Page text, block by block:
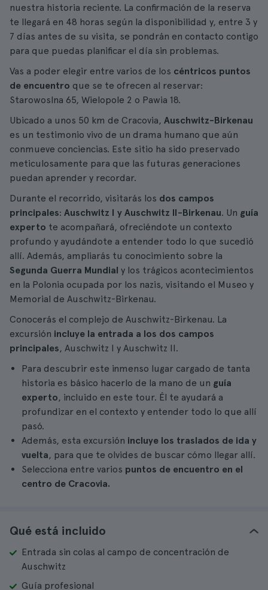
nuestra historia reciente. La confirmación de la reserva
te llegará en 48 horas según la disponibilidad y, entre 3 y
7 días antes de su visita, se pondrán en contacto contigo
para que puedas planificar el día sin problemas.
Vas a poder elegir entre varios de los céntricos puntos
de encuentro que se te ofrecen al reservar:
Starowoslna 65, Wielopole 2 o Pawia 18.
Ubicado a unos 50 km de Cracovia, Auschwitz-Birkenau
es un testimonio vivo de un drama humano que aún
conmueve conciencias. Este sitio ha sido preservado
meticulosamente para que las futuras generaciones
puedan aprender y recordar.
Durante el recorrido, visitarás los dos campos
principales: Auschwitz I y Auschwitz II-Birkenau. Un guía
experto te acompañará, ofreciéndote un contexto
profundo y ayudándote a entender todo lo que sucedió
allí. Además, ampliarás tu conocimiento sobre la
Segunda Guerra Mundial y los trágicos acontecimientos
en la Polonia ocupada por los nazis, visitando el Museo y
Memorial de Auschwitz-Birkenau.
Conocerás el complejo de Auschwitz-Birkenau. La
excursión incluye la entrada a los dos campos
principales, Auschwitz I y Auschwitz II.
Para descubrir este inmenso lugar cargado de tanta
historia es básico hacerlo de la mano de un guía
experto, incluido en este tour. Él te ayudará a
profundizar en el contexto y entender todo lo que allí
pasó.
Además, esta excursión incluye los traslados de ida y
vuelta, para que te olvides de buscar cómo llegar allí.
Selecciona entre varios puntos de encuentro en el
centro de Cracovia.
Qué está incluido
Entrada sin colas al campo de concentración de
Auschwitz
Guía profesional